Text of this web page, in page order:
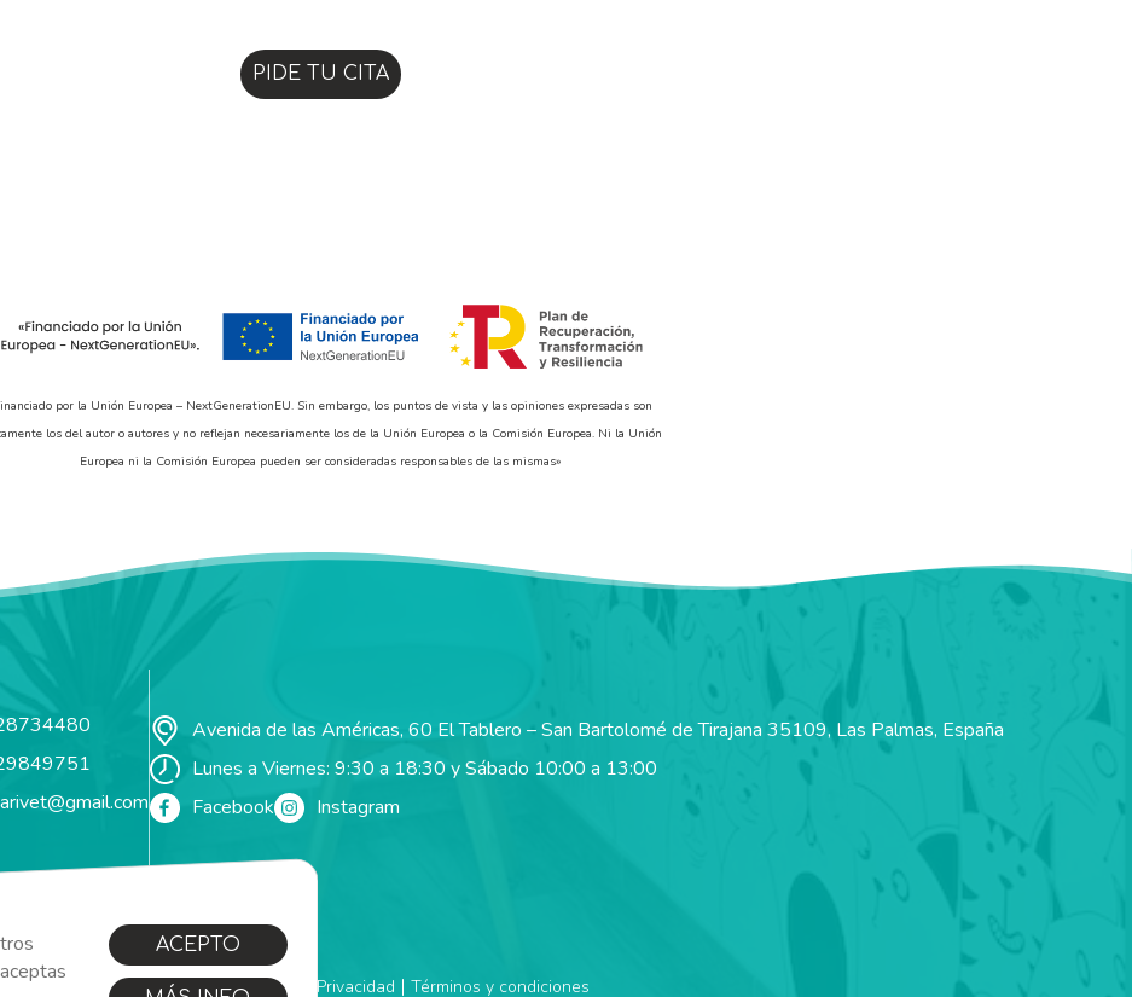
ACEPTO
PIDE TU CITA
por la Unión Europea – NextGenerationEU. Sin embargo, los puntos de vista y las opiniones expresadas son
los del autor o autores y no reflejan necesariamente los de la Unión Europea o la Comisión Europea. Ni la Unión
Europea ni la Comisión Europea pueden ser consideradas responsables de las mismas»
Avenida de las Américas, 60 El Tablero – San Bartolomé de Tirajana 35109, Las Palmas, España
Lunes a Viernes: 9:30 a 18:30 y Sábado 10:00 a 13:00
Facebook
Instagram
Cookies| Aviso Legal|Política de Privacidad | Términos y condiciones